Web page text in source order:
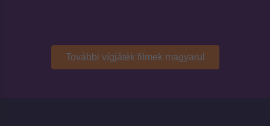
További vígjáték filmek magyarul